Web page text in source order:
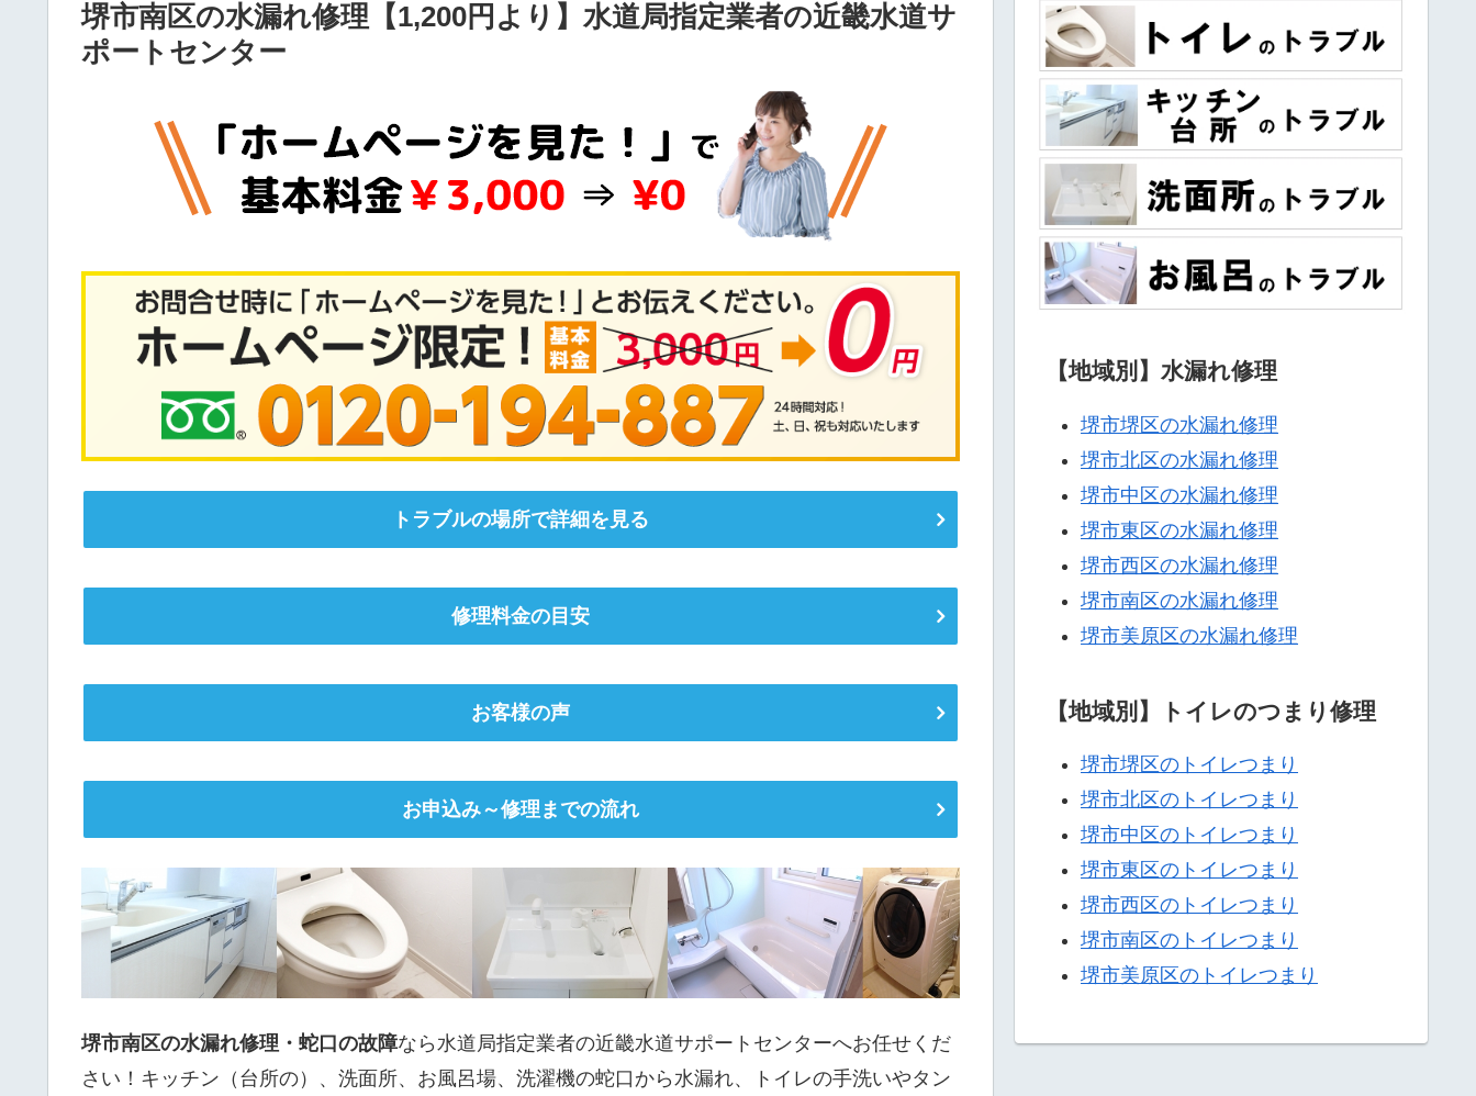
堺市南区の水漏れ修理【1,200円より】水道局指定業者の近畿水道サ
ポートセンター
トラブルの場所で詳細を見る
修理料金の目安
お客様の声
お申込み～修理までの流れ
堺市南区の水漏れ修理・蛇口の故障なら水道局指定業者の近畿水道サポートセンターへお任せくだ
さい！キッチン（台所の）、洗面所、お風呂場、洗濯機の蛇口から水漏れ、トイレの手洗いやタン
【地域別】水漏れ修理
堺市堺区の水漏れ修理
堺市北区の水漏れ修理
堺市中区の水漏れ修理
堺市東区の水漏れ修理
堺市西区の水漏れ修理
堺市南区の水漏れ修理
堺市美原区の水漏れ修理
【地域別】トイレのつまり修理
堺市堺区のトイレつまり
堺市北区のトイレつまり
堺市中区のトイレつまり
堺市東区のトイレつまり
堺市西区のトイレつまり
堺市南区のトイレつまり
堺市美原区のトイレつまり